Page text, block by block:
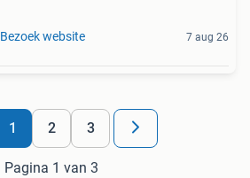
Bezoek website 7 aug 26
1 2 3
Pagina 1 van 3